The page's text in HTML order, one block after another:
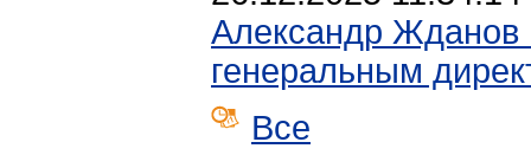
Александр Жданов
генеральным
Все